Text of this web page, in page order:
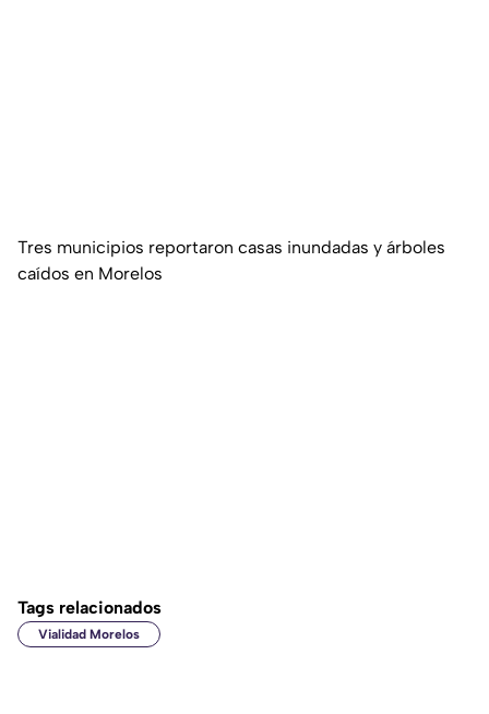
Tres municipios reportaron casas inundadas y árboles
caídos en Morelos
Tags relacionados
Vialidad Morelos